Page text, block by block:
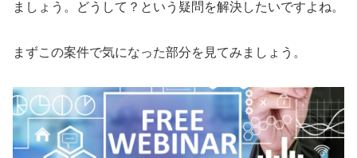
ましょう。どうして？という疑問を解決したいですよね。
まずこの案件で気になった部分を見てみましょう。